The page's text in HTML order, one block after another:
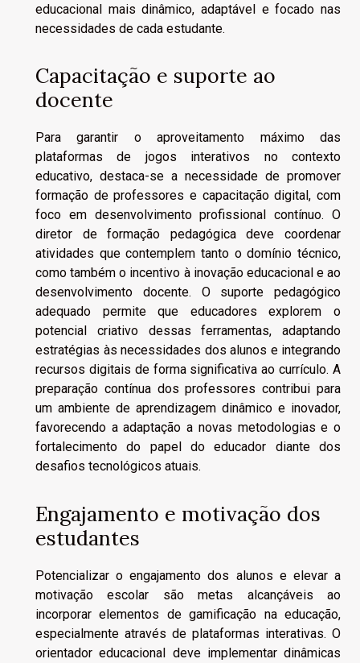
educacional mais dinâmico, adaptável e focado nas
necessidades de cada estudante.
Capacitação e suporte ao
docente
Para garantir o aproveitamento máximo das
plataformas de jogos interativos no contexto
educativo, destaca-se a necessidade de promover
formação de professores e capacitação digital, com
foco em desenvolvimento profissional contínuo. O
diretor de formação pedagógica deve coordenar
atividades que contemplem tanto o domínio técnico,
como também o incentivo à inovação educacional e ao
desenvolvimento docente. O suporte pedagógico
adequado permite que educadores explorem o
potencial criativo dessas ferramentas, adaptando
estratégias às necessidades dos alunos e integrando
recursos digitais de forma significativa ao currículo. A
preparação contínua dos professores contribui para
um ambiente de aprendizagem dinâmico e inovador,
favorecendo a adaptação a novas metodologias e o
fortalecimento do papel do educador diante dos
desafios tecnológicos atuais.
Engajamento e motivação dos
estudantes
Potencializar o engajamento dos alunos e elevar a
motivação escolar são metas alcançáveis ao
incorporar elementos de gamificação na educação,
especialmente através de plataformas interativas. O
orientador educacional deve implementar dinâmicas